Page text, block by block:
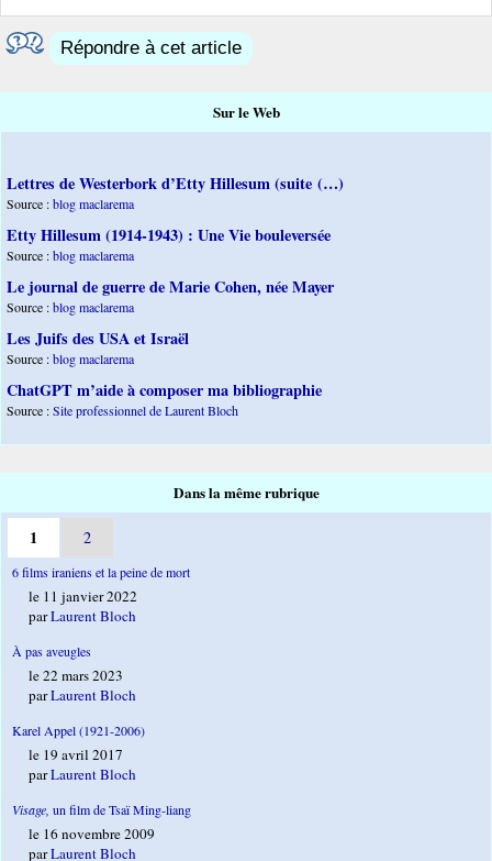
Répondre à cet article
Sur le Web
Lettres de Westerbork d’Etty Hillesum (suite (…)
Source :blog maclarema
Etty Hillesum (1914-1943) : Une Vie bouleversée
Source :blog maclarema
Le journal de guerre de Marie Cohen, née Mayer
Source :blog maclarema
Les Juifs des USA et Israël
Source :blog maclarema
ChatGPT m’aide à composer ma bibliographie
Source :Site professionnel de Laurent Bloch
Dans la même rubrique
1 2
6 films iraniens et la peine de mort
le 11 janvier 2022
parLaurent Bloch
À pas aveugles
le 22 mars 2023
parLaurent Bloch
Karel Appel (1921-2006)
le 19 avril 2017
parLaurent Bloch
Visage, un film de Tsaï Ming-liang
le 16 novembre 2009
parLaurent Bloch